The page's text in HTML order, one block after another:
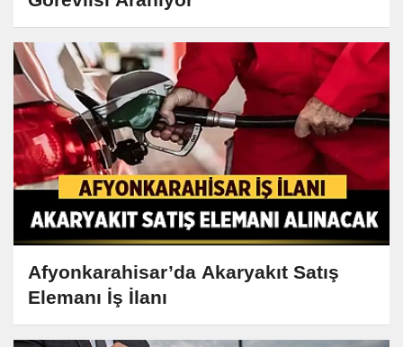
Afyonkarahisar’da Akaryakıt Satış
Elemanı İş İlanı